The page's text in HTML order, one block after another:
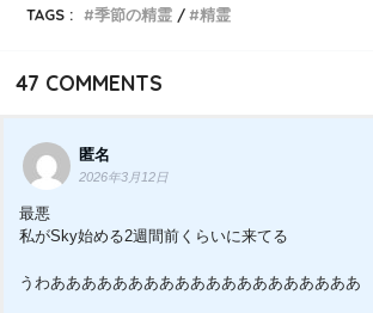
TAGS :
季節の精霊 精霊
47 COMMENTS
匿名
2026年3月12日
最悪
私がSky始める2週間前くらいに来てる
うわああああああああああああああああああああ